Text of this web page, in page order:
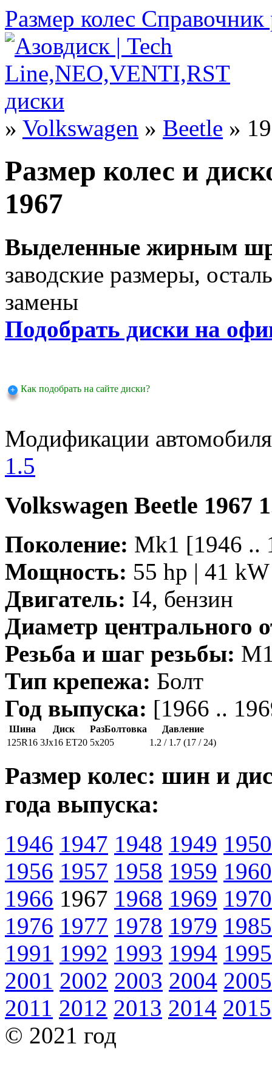
Размер колес Справочник
» Volkswagen » Beetle »
Размер колес и
1967
Выделенные жирным
заводские размеры,
замены
Подобрать диски на
Как подобрать на сайте диски?
Модификации автомобиля
1.5
Volkswagen Beetle 1967
Поколение: Mk1 [1946 ..
Мощность: 55 hp | 41
Двигатель: I4, бензин
Диаметр центрального
Резьба и шаг резьбы:
Тип крепежа: Болт
Год выпуска: [1966 ..
Шина Диск РазБолтовка
Давление
125R16 3Jx16 ET20 5x205 1.2 / 1.7 (17 / 24)
Размер колес: шин и
года выпуска:
1946 1947 1948 1949 1950
1956 1957 1958 1959 1960
1966 1967 1968 1969 1970
1976 1977 1978 1979 1985
1991 1992 1993 1994 1995
2001 2002 2003 2004 2005
2011 2012 2013 2014 2015
© 2021 год